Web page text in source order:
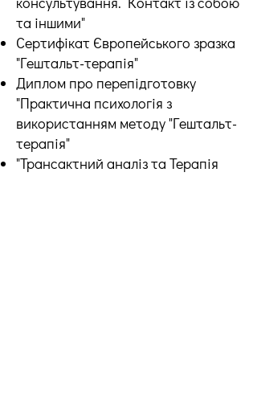
та іншими"
Сертифікат Європейського зразка
"Гештальт-терапія"
Диплом про перепідготовку
"Практична психологія з
використанням методу "Гештальт-
терапія"
"Трансактний аналіз та Терапія